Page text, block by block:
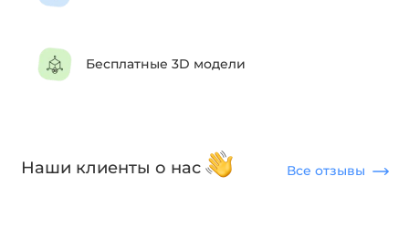
Бесплатные 3D модели
Наши клиенты о нас Все отзывы